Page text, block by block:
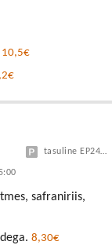
10,5€
tasuline EP24 või Vanalinn
safraniriis,
8,30€